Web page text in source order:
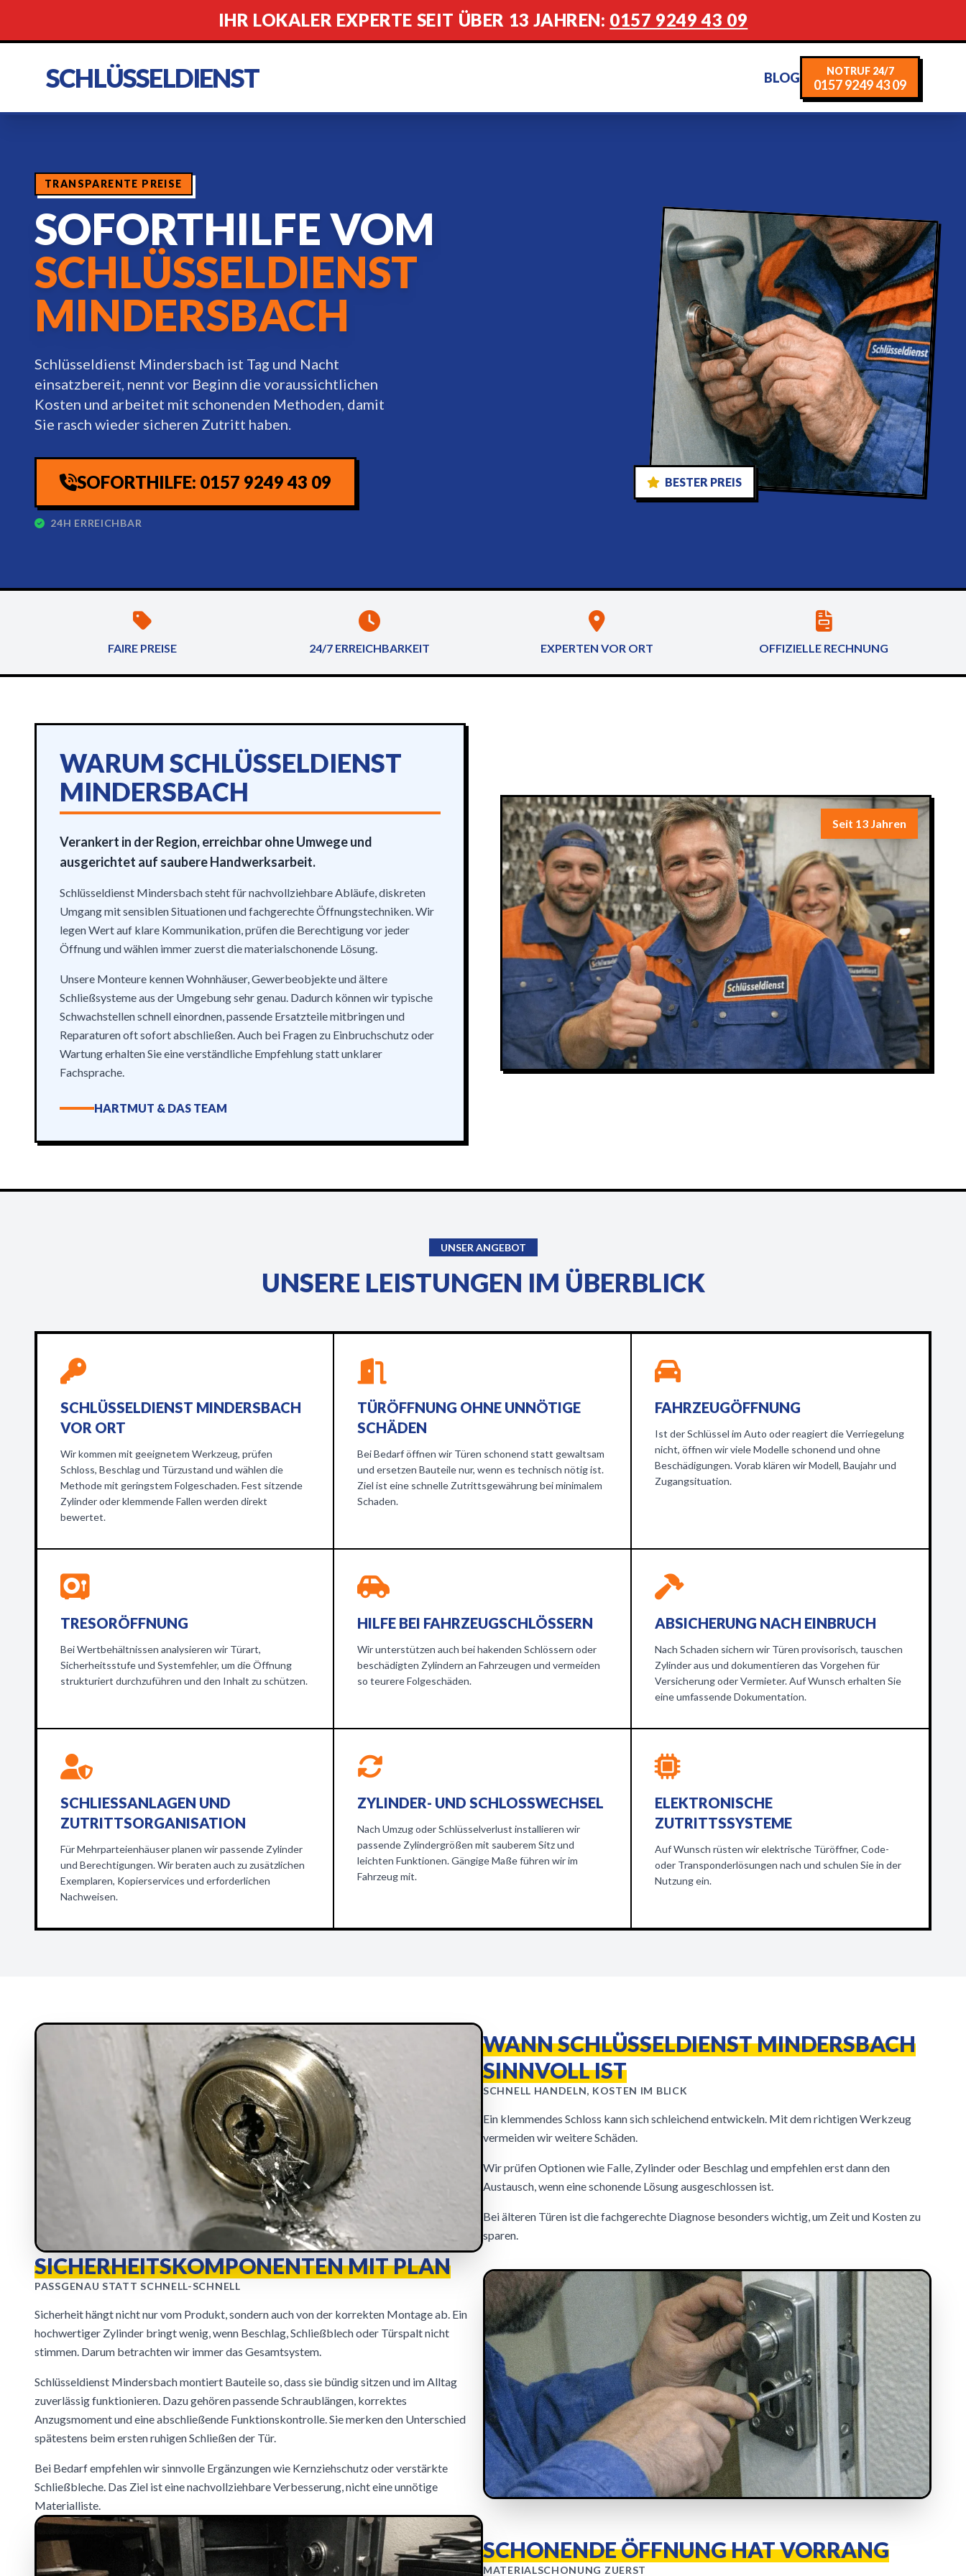
IHR LOKALER EXPERTE SEIT ÜBER 13 JAHREN: 0157 9249 43 09
SCHLÜSSELDIENST BLOG NOTRUF 24/7
0157 9249 43 09
TRANSPARENTE PREISE
SOFORTHILFE VOM
SCHLÜSSELDIENST
MINDERSBACH
Schlüsseldienst Mindersbach ist Tag und Nacht
einsatzbereit, nennt vor Beginn die voraussichtlichen
Kosten und arbeitet mit schonenden Methoden, damit
Sie rasch wieder sicheren Zutritt haben.
SOFORTHILFE: 0157 9249 43 09
24H ERREICHBAR
BESTER PREIS
FAIRE PREISE 24/7 ERREICHBARKEIT EXPERTEN VOR ORT OFFIZIELLE RECHNUNG
WARUM SCHLÜSSELDIENST
MINDERSBACH
Verankert in der Region, erreichbar ohne Umwege und
ausgerichtet auf saubere Handwerksarbeit.
Schlüsseldienst Mindersbach steht für nachvollziehbare Abläufe, diskreten
Umgang mit sensiblen Situationen und fachgerechte Öffnungstechniken. Wir
legen Wert auf klare Kommunikation, prüfen die Berechtigung vor jeder
Öffnung und wählen immer zuerst die materialschonende Lösung.
Unsere Monteure kennen Wohnhäuser, Gewerbeobjekte und ältere
Schließsysteme aus der Umgebung sehr genau. Dadurch können wir typische
Schwachstellen schnell einordnen, passende Ersatzteile mitbringen und
Reparaturen oft sofort abschließen. Auch bei Fragen zu Einbruchschutz oder
Wartung erhalten Sie eine verständliche Empfehlung statt unklarer
Fachsprache.
HARTMUT & DAS TEAM
Seit 13 Jahren
UNSER ANGEBOT
UNSERE LEISTUNGEN IM ÜBERBLICK
SCHLÜSSELDIENST MINDERSBACH
VOR ORT
Wir kommen mit geeignetem Werkzeug, prüfen
Schloss, Beschlag und Türzustand und wählen die
Methode mit geringstem Folgeschaden. Fest sitzende
Zylinder oder klemmende Fallen werden direkt
bewertet.
TÜRÖFFNUNG OHNE UNNÖTIGE
SCHÄDEN
Bei Bedarf öffnen wir Türen schonend statt gewaltsam
und ersetzen Bauteile nur, wenn es technisch nötig ist.
Ziel ist eine schnelle Zutrittsgewährung bei minimalem
Schaden.
FAHRZEUGÖFFNUNG
Ist der Schlüssel im Auto oder reagiert die Verriegelung
nicht, öffnen wir viele Modelle schonend und ohne
Beschädigungen. Vorab klären wir Modell, Baujahr und
Zugangsituation.
TRESORÖFFNUNG
Bei Wertbehältnissen analysieren wir Türart,
Sicherheitsstufe und Systemfehler, um die Öffnung
strukturiert durchzuführen und den Inhalt zu schützen.
HILFE BEI FAHRZEUGSCHLÖSSERN
Wir unterstützen auch bei hakenden Schlössern oder
beschädigten Zylindern an Fahrzeugen und vermeiden
so teurere Folgeschäden.
ABSICHERUNG NACH EINBRUCH
Nach Schaden sichern wir Türen provisorisch, tauschen
Zylinder aus und dokumentieren das Vorgehen für
Versicherung oder Vermieter. Auf Wunsch erhalten Sie
eine umfassende Dokumentation.
SCHLIESSANLAGEN UND Z
UTRITTSORGANISATION
Für Mehrparteienhäuser planen wir passende Zylinder
und Berechtigungen. Wir beraten auch zu zusätzlichen
Exemplaren, Kopierservices und erforderlichen
Nachweisen.
ZYLINDER- UND SCHLOSSWECHSEL
Nach Umzug oder Schlüsselverlust installieren wir
passende Zylindergrößen mit sauberem Sitz und
leichten Funktionen. Gängige Maße führen wir im
Fahrzeug mit.
ELEKTRONISCHE
ZUTRITTSSYSTEME
Auf Wunsch rüsten wir elektrische Türöffner, Code-
oder Transponderlösungen nach und schulen Sie in der
Nutzung ein.
WANN SCHLÜSSELDIENST MINDERSBACH
SINNVOLL IST
SCHNELL HANDELN, KOSTEN IM BLICK
Ein klemmendes Schloss kann sich schleichend entwickeln. Mit dem richtigen Werkzeug
vermeiden wir weitere Schäden.
Wir prüfen Optionen wie Falle, Zylinder oder Beschlag und empfehlen erst dann den
Austausch, wenn eine schonende Lösung ausgeschlossen ist.
Bei älteren Türen ist die fachgerechte Diagnose besonders wichtig, um Zeit und Kosten zu
sparen.
SICHERHEITSKOMPONENTEN MIT PLAN
PASSGENAU STATT SCHNELL-SCHNELL
Sicherheit hängt nicht nur vom Produkt, sondern auch von der korrekten Montage ab. Ein
hochwertiger Zylinder bringt wenig, wenn Beschlag, Schließblech oder Türspalt nicht
stimmen. Darum betrachten wir immer das Gesamtsystem.
Schlüsseldienst Mindersbach montiert Bauteile so, dass sie bündig sitzen und im Alltag
zuverlässig funktionieren. Dazu gehören passende Schraublängen, korrektes
Anzugsmoment und eine abschließende Funktionskontrolle. Sie merken den Unterschied
spätestens beim ersten ruhigen Schließen der Tür.
Bei Bedarf empfehlen wir sinnvolle Ergänzungen wie Kernziehschutz oder verstärkte
Schließbleche. Das Ziel ist eine nachvollziehbare Verbesserung, nicht eine unnötige
Materialliste.
SCHONENDE ÖFFNUNG HAT VORRANG
MATERIALSCHONUNG ZUERST